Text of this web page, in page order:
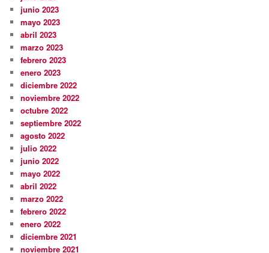
junio 2023
mayo 2023
abril 2023
marzo 2023
febrero 2023
enero 2023
diciembre 2022
noviembre 2022
octubre 2022
septiembre 2022
agosto 2022
julio 2022
junio 2022
mayo 2022
abril 2022
marzo 2022
febrero 2022
enero 2022
diciembre 2021
noviembre 2021